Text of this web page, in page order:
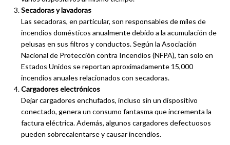
Secadoras y lavadoras
Las secadoras, en particular, son responsables de miles de
incendios domésticos anualmente debido a la acumulación de
pelusas en sus filtros y conductos. Según la Asociación
Nacional de Protección contra Incendios (NFPA), tan solo en
Estados Unidos se reportan aproximadamente 15,000
incendios anuales relacionados con secadoras.
Cargadores electrónicos
Dejar cargadores enchufados, incluso sin un dispositivo
conectado, genera un consumo fantasma que incrementa la
factura eléctrica. Además, algunos cargadores defectuosos
pueden sobrecalentarse y causar incendios.